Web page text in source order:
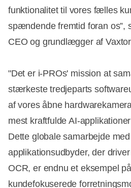
funktionalitet til vores fælles
spændende fremtid foran os”,
CEO og grundlægger af
"Det er i-PROs' mission at
stærkeste tredjeparts
af vores åbne
mest kraftfulde AI-
Dette globale samarbejde
applikationsudbyder, der
OCR, er endnu et eksempel
kundefokuserede